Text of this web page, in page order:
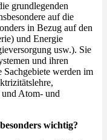
grundlegenden
auf die
in Bezug auf den
und Energie
usw.). Sie
und ihren
werden im
Atom- und
wichtig?